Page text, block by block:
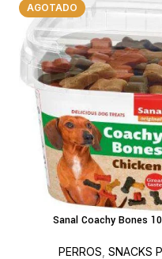
AGOTADO
LEER MÁSSanal Coachy Bones
PERROS SNACKS